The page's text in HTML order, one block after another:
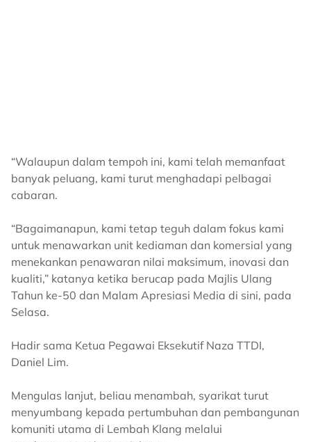
“Walaupun dalam tempoh ini, kami telah memanfaat
banyak peluang, kami turut menghadapi pelbagai
cabaran.
“Bagaimanapun, kami tetap teguh dalam fokus kami
untuk menawarkan unit kediaman dan komersial yang
menekankan penawaran nilai maksimum, inovasi dan
kualiti,” katanya ketika berucap pada Majlis Ulang
Tahun ke-50 dan Malam Apresiasi Media di sini, pada
Selasa.
Hadir sama Ketua Pegawai Eksekutif Naza TTDI,
Daniel Lim.
Mengulas lanjut, beliau menambah, syarikat turut
menyumbang kepada pertumbuhan dan pembangunan
komuniti utama di Lembah Klang melalui